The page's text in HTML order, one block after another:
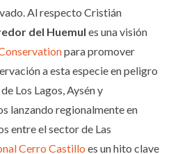
Al respecto Cristián
del Huemul es una visión
para promover
a esta especie en peligro
Los Lagos, Aysén y
lanzando regionalmente en
entre el sector de Las
Cerro Castillo es un hito clave